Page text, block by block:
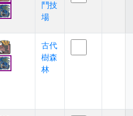
鬥技
場
古代
樹森
林